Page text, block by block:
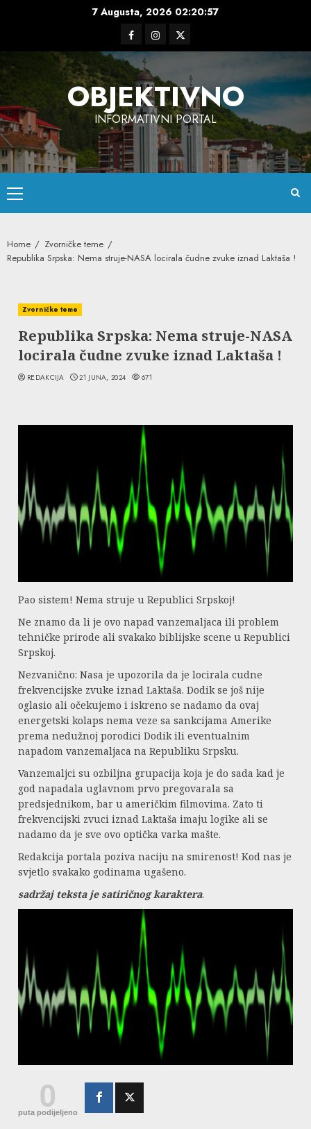
7 Augusta, 2026 02:20:58
FacebookInstagram
Twitter
OBJEKTIVNO
INFORMATIVNI PORTAL
Primary
Menu
Home
Zvorničke teme
Republika Srpska: Nema struje-NASA locirala čudne zvuke iznad Laktaša !
Zvorničke teme
Republika Srpska: Nema struje-NASA
locirala čudne zvuke iznad Laktaša !
REDAKCIJA 21 JUNA, 2024 671
Pao sistem! Nema struje u Republici Srpskoj!
Ne znamo da li je ovo napad vanzemaljaca ili problem
tehničke prirode ali svakako biblijske scene u Republici
Srpskoj.
Nezvanično: Nasa je upozorila da je locirala cudne
frekvencijske zvuke iznad Laktaša. Dodik se još nije
oglasio ali očekujemo i iskreno se nadamo da ovaj
energetski kolaps nema veze sa sankcijama Amerike
prema nedužnoj porodici Dodik ili eventualnim
napadom vanzemaljaca na Republiku Srpsku.
Vanzemaljci su ozbiljna grupacija koja je do sada kad je
god napadala uglavnom prvo pregovarala sa
predsjednikom, bar u američkim filmovima. Zato ti
frekvencijski zvuci iznad Laktaša imaju logike ali se
nadamo da je sve ovo optička varka mašte.
Redakcija portala poziva naciju na smirenost! Kod nas je
svjetlo svakako godinama ugašeno.
sadržaj teksta je satiričnog karaktera.
0
puta podijeljeno